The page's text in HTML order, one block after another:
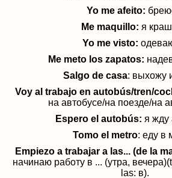
Yo me afeito:
Me maquillo: я
Yo me visto:
Me meto los zapatos:
Salgo de casa: выхожу
Voy al trabajo en autobús/tren/
на автобусе/на поезде/на
Espero el autobús: я жду
Tomo el metro: еду в
Empiezo a trabajar a las... (de la
начинаю работу в ... (утра,
las: в).